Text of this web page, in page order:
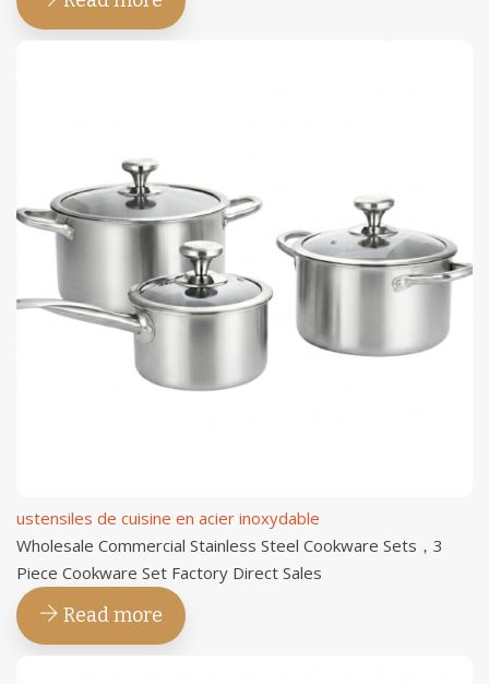
ustensiles de cuisine en acier inoxydable
Wholesale Commercial Stainless Steel Cookware Sets，3
Piece Cookware Set Factory Direct Sales
Read more